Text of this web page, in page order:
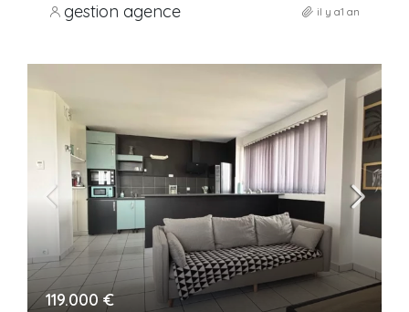
gestion agence il y a1 an
119.000 €